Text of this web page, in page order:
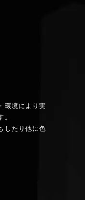
環境により実
。
したり他に色